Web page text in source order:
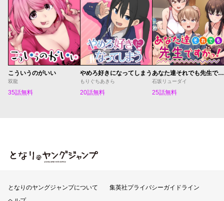
こういうのがいい
双龍
35話無料
やめろ好きになってしまう
もりぐちあきら
20話無料
あなた達それでも先生ですかっ！
石坂リューダイ
25話無料
となりのヤングジャンプ
となりのヤングジャンプについて
集英社プライバシーガイドライン